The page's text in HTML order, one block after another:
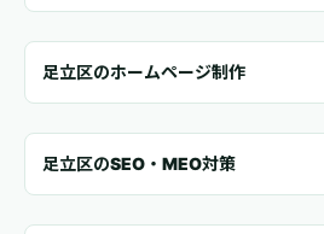
足立区のホームページ制作
足立区のSEO・MEO対策